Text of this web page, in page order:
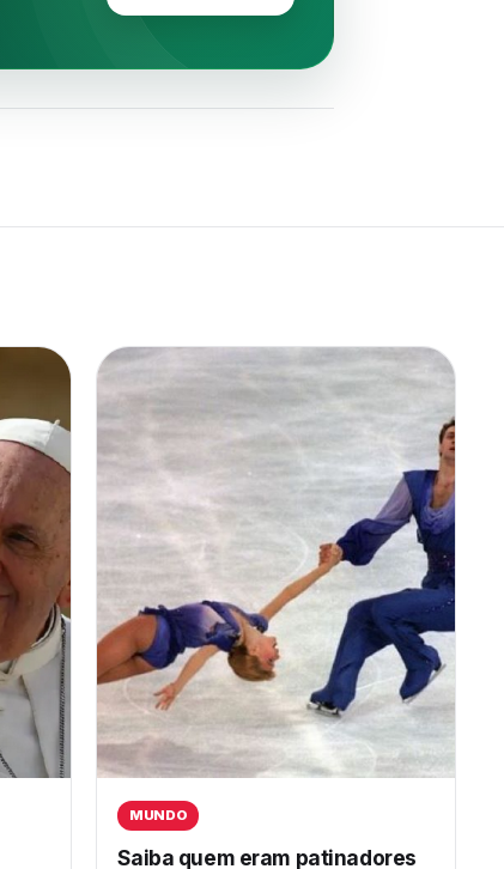
MUNDO
Saiba quem eram patinadores